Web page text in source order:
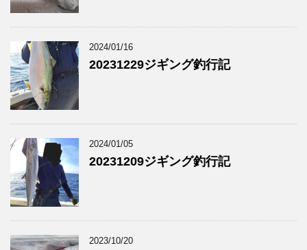
2024/01/16
20231229ジギング釣行記
2024/01/05
20231209ジギング釣行記
2023/10/20